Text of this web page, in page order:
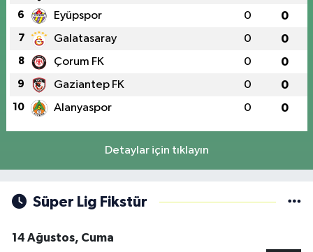
6 Eyüpspor 0 0
7 Galatasaray 0 0
8 Çorum FK 0 0
9 Gaziantep FK 0 0
10 Alanyaspor 0 0
Detaylar için tıklayın
Süper Lig Fikstür
14 Ağustos, Cuma